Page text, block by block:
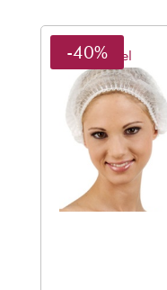
Sibel
-40%